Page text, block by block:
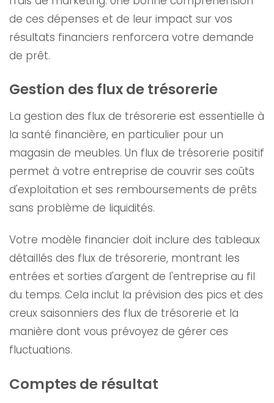
de ces dépenses et de leur impact sur vos
résultats financiers renforcera votre demande
de prêt.
Gestion des flux de trésorerie
La gestion des flux de trésorerie est essentielle à
la santé financière, en particulier pour un
magasin de meubles. Un flux de trésorerie positif
permet à votre entreprise de couvrir ses coûts
d'exploitation et ses remboursements de prêts
sans problème de liquidités.
Votre modèle financier doit inclure des tableaux
détaillés des flux de trésorerie, montrant les
entrées et sorties d'argent de l'entreprise au fil
du temps. Cela inclut la prévision des pics et des
creux saisonniers des flux de trésorerie et la
manière dont vous prévoyez de gérer ces
fluctuations.
Comptes de résultat